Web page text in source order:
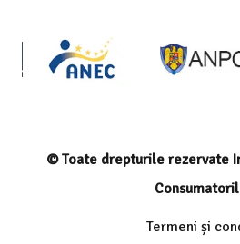
© Toate drepturile rezervate
Termeni și